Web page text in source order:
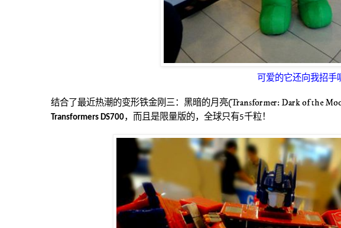
可爱的它还向我招手
结合了最近热潮的变形铁金刚三：黑暗的月亮(Transformer: Dark of the
Transformers DS700，而且是限量版的，全球只有5千粒！